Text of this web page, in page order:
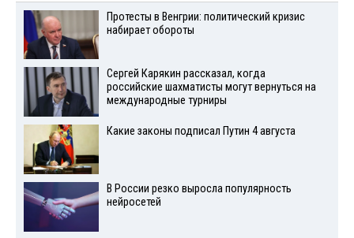
Протесты в Венгрии: политический кризис
набирает обороты
Сергей Карякин рассказал, когда
российские шахматисты могут вернуться на
международные турниры
Какие законы подписал Путин 4 августа
В России резко выросла популярность
нейросетей